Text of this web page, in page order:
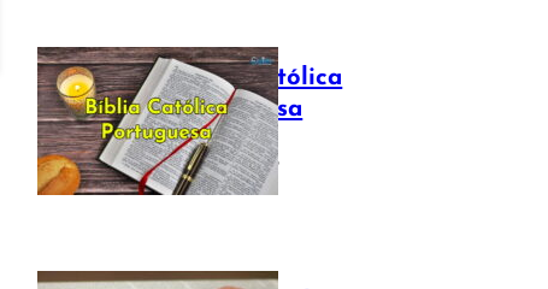
Bíblia Católica
Portuguesa
July 16, 2025